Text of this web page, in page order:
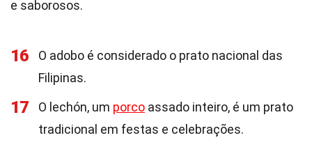
e saborosos.
16
O adobo é considerado o prato nacional das
Filipinas.
17 O lechón, um porco assado inteiro, é um prato
tradicional em festas e celebrações.